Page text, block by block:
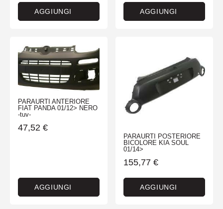
AGGIUNGI AGGIUNGI
PARAURTI ANTERIORE
FIAT PANDA 01/12> NERO
-tuv-
47,52 €
AGGIUNGI
PARAURTI POSTERIORE
BICOLORE KIA SOUL
01/14>
155,77 €
AGGIUNGI